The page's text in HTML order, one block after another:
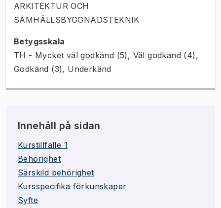
ARKITEKTUR OCH
SAMHÄLLSBYGGNADSTEKNIK
Betygsskala
TH - Mycket väl godkänd (5), Väl godkänd (4),
Godkänd (3), Underkänd
Innehåll på sidan
Kurstillfälle 1
Behörighet
Särskild behörighet
Kursspecifika förkunskaper
Syfte